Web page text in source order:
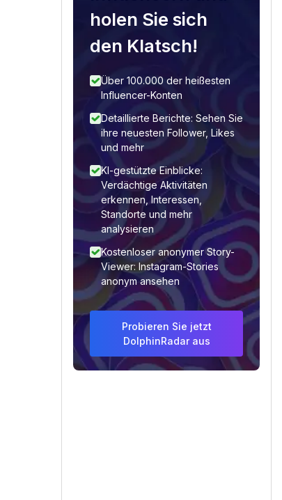
holen Sie sich
den Klatsch!
Über 100.000 der heißesten
Influencer-Konten
Detaillierte Berichte: Sehen Sie
ihre neuesten Follower, Likes
und mehr
KI-gestützte Einblicke:
Verdächtige Aktivitäten
erkennen, Interessen,
Standorte und mehr
analysieren
Kostenloser anonymer Story-
Viewer: Instagram-Stories
anonym ansehen
Probieren Sie jetzt
DolphinRadar aus